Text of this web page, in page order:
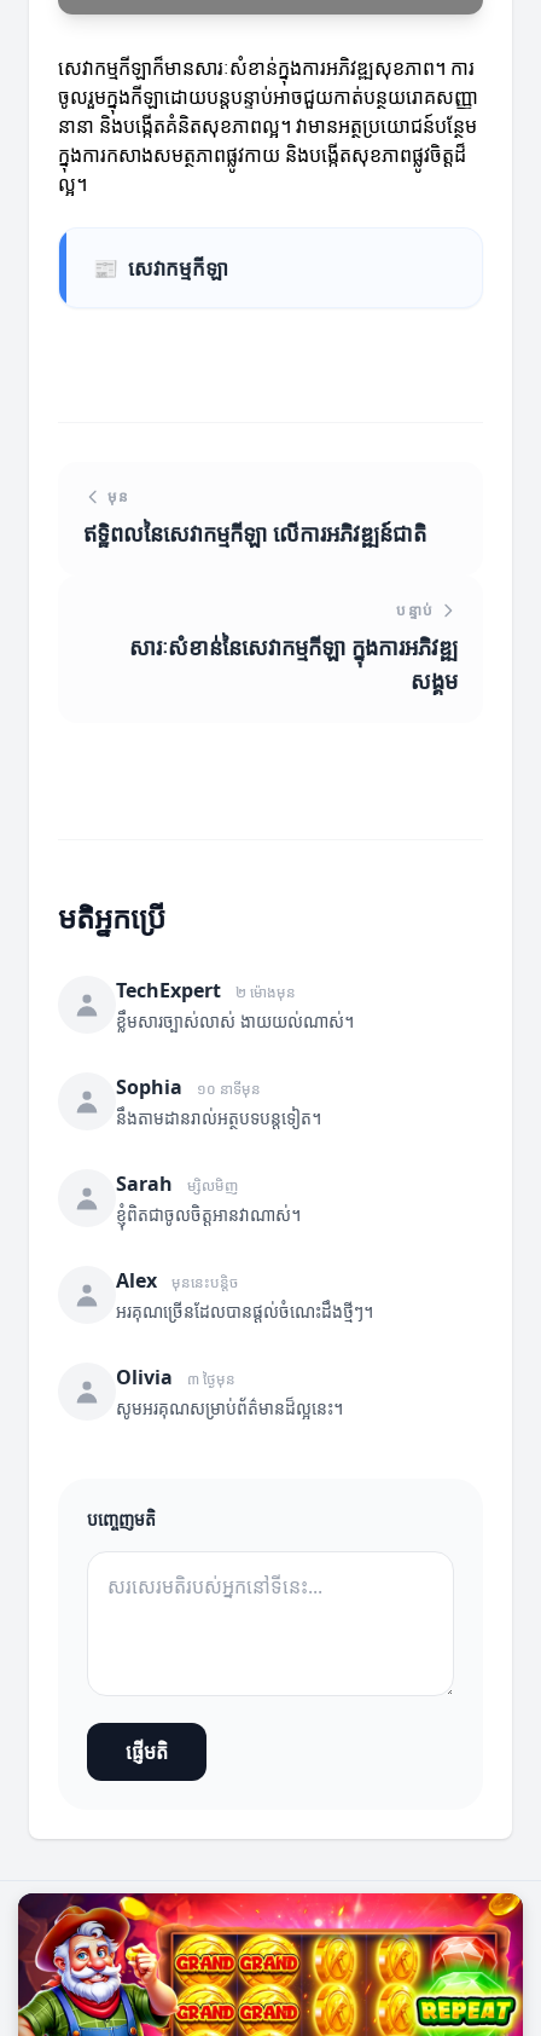
សេវាកម្មកីឡាក៏មានសារៈសំខាន់ក្នុងការអភិវឌ្ឍសុខភាព។ ការ
ចូលរួមក្នុងកីឡាដោយបន្តបន្ទាប់អាចជួយកាត់បន្ថយរោគសញ្ញា
នានា និងបង្កើតគំនិតសុខភាពល្អ។ វាមានអត្ថប្រយោជន៍បន្ថែម​
ក្នុងការកសាងសមត្ថភាពផ្លូវកាយ និងបង្កើតសុខភាពផ្លូវចិត្តដ៏
ល្អ។
📰 សេវាកម្មកីឡា
មុន
ឥទ្ឋិពលនៃសេវាកម្មកីឡា លើការអភិវឌ្ឍន៍ជាតិ
បន្ទាប់
សារៈសំខាន់នៃសេវាកម្មកីឡា ក្នុងការអភិវឌ្ឍ
សង្គម
មតិអ្នកប្រើ
TechExpert ២ ម៉ោងមុន
ខ្លឹមសារច្បាស់លាស់ ងាយយល់ណាស់។
Sophia ១០ នាទីមុន
នឹងតាមដានរាល់អត្ថបទបន្តទៀត។
Sarah ម្សិលមិញ
ខ្ញុំពិតជាចូលចិត្តអានវាណាស់។
Alex មុននេះបន្តិច
អរគុណច្រើនដែលបានផ្តល់ចំណេះដឹងថ្មីៗ។
Olivia ៣ ថ្ងៃមុន
សូមអរគុណសម្រាប់ព័ត៌មានដ៏ល្អនេះ។
បញ្ចេញមតិ
ផ្ញើមតិ